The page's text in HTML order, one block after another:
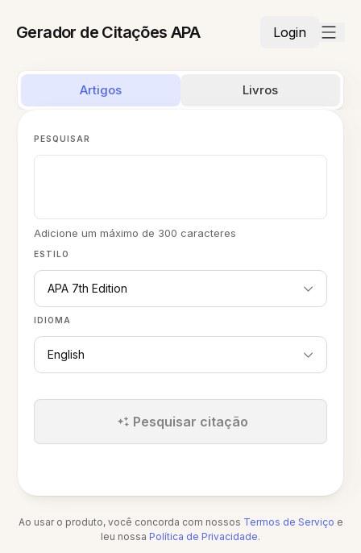
Gerador de Citações APA Login
Artigos Livros
ESTILO
APA 7th Edition
IDIOMA
English
PESQUISAR
Adicione um máximo de 300 caracteres
Pesquisar citação
Ao usar o produto, você concorda com nossos Termos de Serviço e
leu nossa Política de Privacidade.